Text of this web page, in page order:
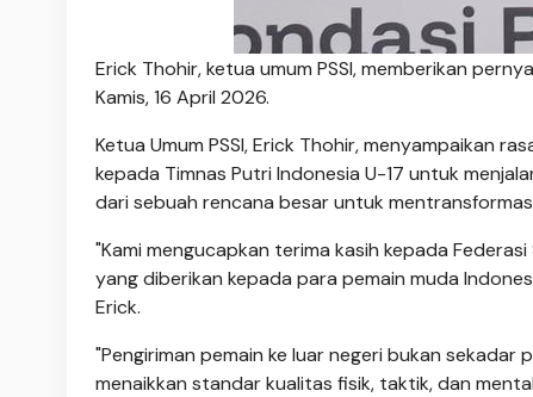
Erick Thohir, ketua umum PSSI, memberikan
Kamis, 16 April 2026.
Ketua Umum PSSI, Erick Thohir, menyampaikan
kepada Timnas Putri Indonesia U-17 untuk
dari sebuah rencana besar untuk
"Kami mengucapkan terima kasih kepada
yang diberikan kepada para pemain muda
Erick.
"Pengiriman pemain ke luar negeri bukan
menaikkan standar kualitas fisik, taktik, dan